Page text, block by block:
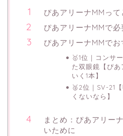
ぴあアリーナMMって
ぴあアリーナMMで
ぴあアリーナMMで
🥇1位｜コンサ
た双眼鏡【ぴあ
いく1本】
🥈2位｜SV-21
くないなら】
まとめ：ぴあアリー
いために